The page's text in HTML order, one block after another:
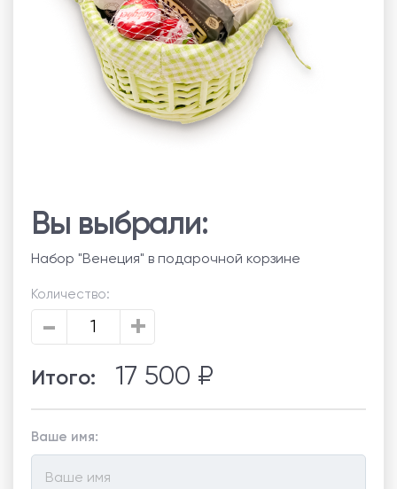
Вы выбрали:
Набор "Венеция" в подарочной корзине
Количество:
- +
Итого: 17 500 ₽
Ваше имя: